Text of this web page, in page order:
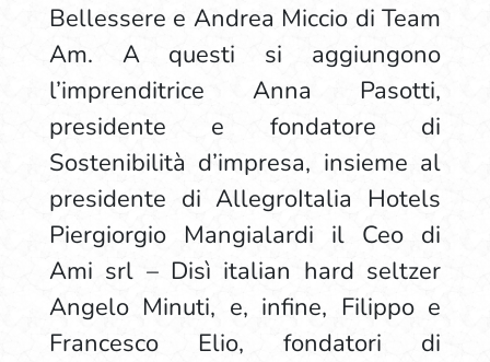
Bellessere e Andrea Miccio di Team
Am. A questi si aggiungono
l’imprenditrice Anna Pasotti,
presidente e fondatore di
Sostenibilità d’impresa, insieme al
presidente di AllegroItalia Hotels
Piergiorgio Mangialardi il Ceo di
Ami srl – Disì italian hard seltzer
Angelo Minuti, e, infine, Filippo e
Francesco Elio, fondatori di